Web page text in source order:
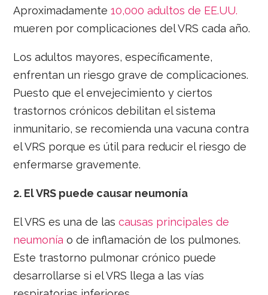
Aproximadamente10,000 adultos de EE.UU.
mueren por complicaciones del VRS cada año.
Los adultos mayores, específicamente,
enfrentan un riesgo grave de complicaciones.
Puesto que el envejecimiento y ciertos
trastornos crónicos debilitan el sistema
inmunitario, se recomienda una vacuna contra
el VRS porque es útil para reducir el riesgo de
enfermarse gravemente.
2. El VRS puede causar neumonía
El VRS es una de lascausas principales de
neumonía o de inflamación de los pulmones.
Este trastorno pulmonar crónico puede
desarrollarse si el VRS llega a las vías